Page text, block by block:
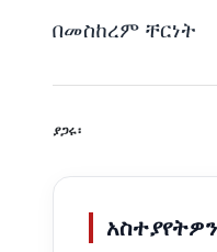
በመስከረም ቸርነት
ያጋሩ፡